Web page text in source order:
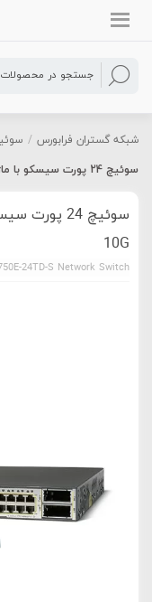
شبکه گستران فرابورس /
سوئیچ 24 پورت سیسکو با ماژول WS-C3750E-24TD-S 10G
10G
24TD-S Network Switch